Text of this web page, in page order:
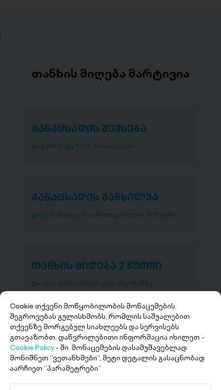
;
თანხის მიღება მარტივია
განაცხადის შევსება
დაგვიზუსტე შენი მონაცემები
განაცხადის განხილვა
დოკუმენტაციის განხილვა ხდება 30 წუთში
თანხის მიღება 2 წუთში
დაისვი თანხა სასურველ ანგარიშზე
Cookie თქვენი მოწყობილობის მონაცემების
შეგროვებას გულისხმობს, რომლის საშუალებით
თქვენზე მორგებულ სიახლეებს და სერვისებს
გთავაზობთ. დაწვრილებითი ინფორმაცია იხილეთ -
Cookie Policy - ში. მონაცემების დასამუშავებლად
მონიშნეთ ‘’ვეთანხმები’’, მეტი დეტალის გასაცნობად
აარჩიეთ ‘’პარამეტრები’’